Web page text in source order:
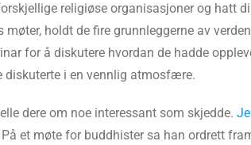
religiøse organisasjoner og hatt
møter, holdt de fire grunnleggerne av
for å diskutere hvordan de hadde
diskuterte i en vennlig atmosfære.
dere om noe interessant som skjedde.
et møte for buddhister sa han ordrett